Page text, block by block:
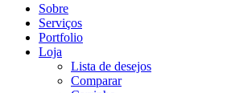
Sobre
Serviços
Portfolio
Loja
Lista de desejos
Comparar